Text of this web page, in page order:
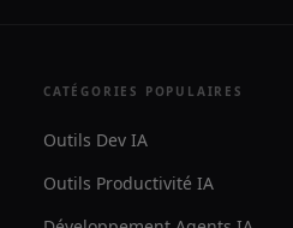
CATÉGORIES POPULAIRES
Outils Dev IA
Outils Productivité IA